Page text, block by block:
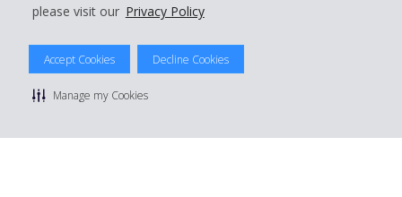
please visit our Privacy Policy
Accept Cookies Decline Cookies
Manage my Cookies
© 2026 The Hertz System, Inc.
Privacybeleid | Gebruiksvoorwaarden